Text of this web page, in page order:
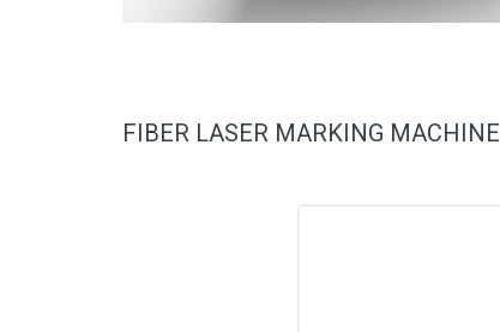
FIBER LASER MARKING MACHINE